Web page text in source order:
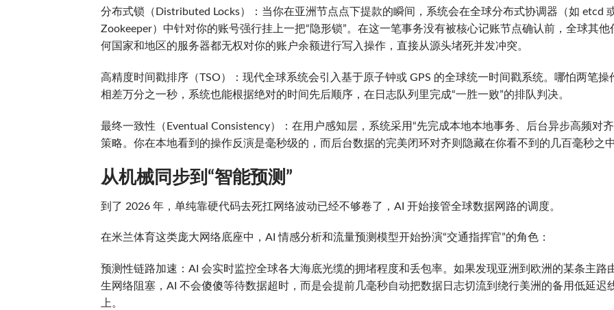
分布式锁（Distributed Locks）：当你在亚洲节点点下提款的瞬间，系统会在全球分布式协调器（如 etcd
Zookeeper）中针对你的账号强行挂上一把“隐形锁”。在这一笔事务没有被核心记账节点确认前，全球其他
何国家和地区的服务器都无权对你的账户余额进行写入操作，直接从源头堵死并发冲突。
高精度时间戳排序（TSO）：现代全球系统会引入基于原子钟或 GPS 的全球统一时间戳系统。哪怕两笔操
相差万分之一秒，系统也能根据绝对的时间先后顺序，在日志队列里完成“一胜一败”的排队判决。
最终一致性（Eventual Consistency）：在用户感知层，系统采用“先完成本地本地事务、后台异步高频对齐
策略。你在本地看到的操作反演是毫秒级的，而后台数据的完美闭环对齐则隐藏在你看不到的几百毫秒之中
从机械同步到“智能预测”
到了 2026 年，单纯靠硬代码去死扛网络波动已经不够卷了，AI 开始接管全球数据网路的调度。
在米兰体育这类庞大网络底座中，AI 情感分析和流量预测模型开始扮演“交通指挥官”的角色：
预测性链路加速：AI 会实时监控全球各大海底光缆的拥堵程度和丢包率。如果发现亚洲到欧洲的某条主路
生网络阻塞，AI 不会傻傻等待数据超时，而是会提前几毫秒自动把数据日志切流到绕行美洲的备用低延迟
上。